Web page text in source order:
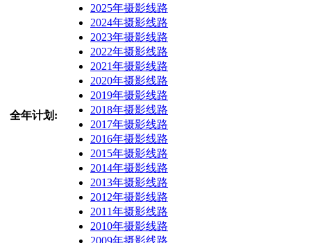
全年计划:
2025年摄影线路
2024年摄影线路
2023年摄影线路
2022年摄影线路
2021年摄影线路
2020年摄影线路
2019年摄影线路
2018年摄影线路
2017年摄影线路
2016年摄影线路
2015年摄影线路
2014年摄影线路
2013年摄影线路
2012年摄影线路
2011年摄影线路
2010年摄影线路
2009年摄影线路